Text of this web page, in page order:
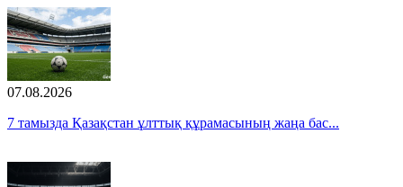
07.08.2026
7 тамызда Қазақстан ұлттық құрамасының жаңа бас...